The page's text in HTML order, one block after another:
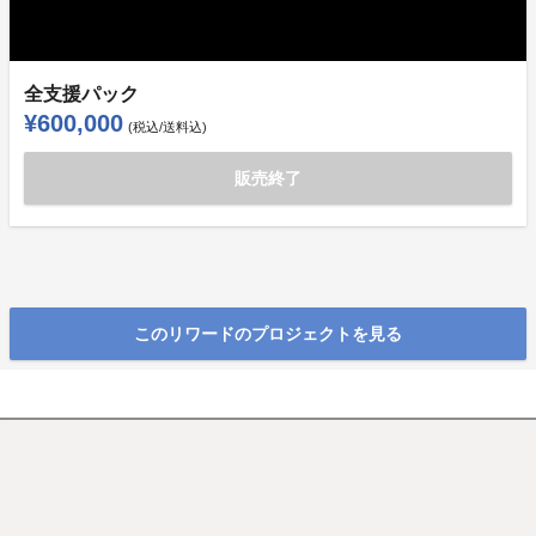
全支援パック
¥600,000 (税込/送料込)
販売終了
このリワードのプロジェクトを見る